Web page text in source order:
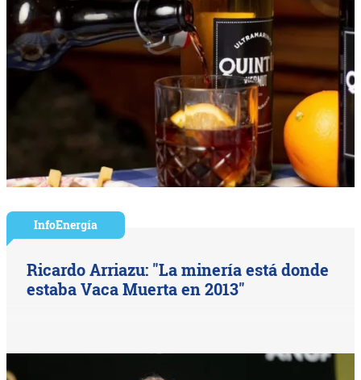
InfoEnergía
Ricardo Arriazu: "La minería está donde
estaba Vaca Muerta en 2013"